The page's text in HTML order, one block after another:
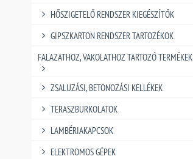
HŐSZIGETELŐ RENDSZER KIEGÉSZÍTŐK
GIPSZKARTON RENDSZER TARTOZÉKOK
FALAZATHOZ, VAKOLATHOZ TARTOZÓ TERMÉKEK
ZSALUZÁSI, BETONOZÁSI KELLÉKEK
TERASZBURKOLATOK
LAMBÉRIAKAPCSOK
ELEKTROMOS GÉPEK